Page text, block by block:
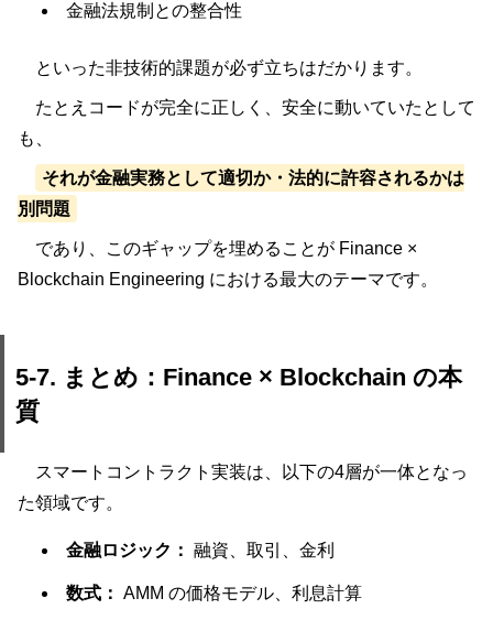
金融法規制との整合性
といった非技術的課題が必ず立ちはだかります。
たとえコードが完全に正しく、安全に動いていたとして
も、
それが金融実務として適切か・法的に許容されるかは
別問題
であり、このギャップを埋めることが Finance ×
Blockchain Engineering における最大のテーマです。
5-7. まとめ：Finance × Blockchain の本
質
スマートコントラクト実装は、以下の4層が一体となっ
た領域です。
金融ロジック： 融資、取引、金利
数式： AMM の価格モデル、利息計算